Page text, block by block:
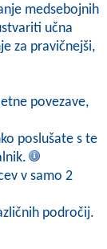
medsebojnih
učna
za pravičnejši,
povezave,
poslušate s te
v samo 2
področij.